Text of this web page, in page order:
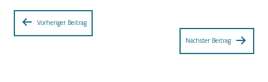
Beitragsnavigation
Vorheriger Beitrag
Nächster Beitrag